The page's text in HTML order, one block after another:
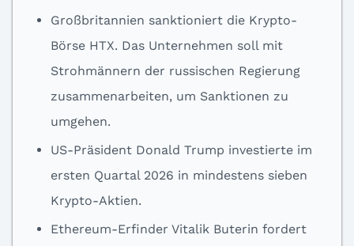
Großbritannien sanktioniert die Krypto-
Börse HTX. Das Unternehmen soll mit
Strohmännern der russischen Regierung
zusammenarbeiten, um Sanktionen zu
umgehen.
US-Präsident Donald Trump investierte im
ersten Quartal 2026 in mindestens sieben
Krypto-Aktien.
Ethereum-Erfinder Vitalik Buterin fordert